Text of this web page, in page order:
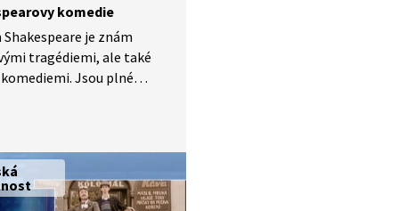
komedie
je znám
tragédiemi, ale také
Jsou plné
humor. Jeho postavy
do absurdních
komplikují si život svými
Jaké další